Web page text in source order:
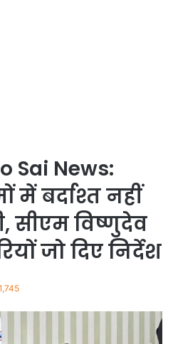
Sai News:
बर्दाश्त नहीं
सीएम विष्णुदेव
जो दिए निर्देश